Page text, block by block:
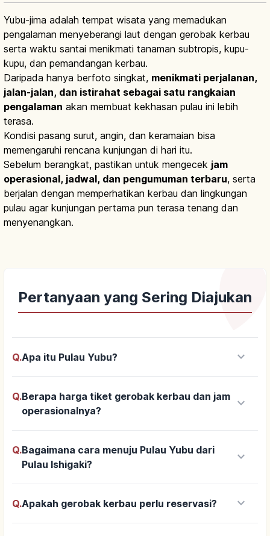
Yubu-jima adalah tempat wisata yang memadukan
pengalaman menyeberangi laut dengan gerobak kerbau
serta waktu santai menikmati tanaman subtropis, kupu-
kupu, dan pemandangan kerbau.
Daripada hanya berfoto singkat, menikmati perjalanan,
jalan-jalan, dan istirahat sebagai satu rangkaian
pengalaman akan membuat kekhasan pulau ini lebih
terasa.
Kondisi pasang surut, angin, dan keramaian bisa
memengaruhi rencana kunjungan di hari itu.
Sebelum berangkat, pastikan untuk mengecek jam
operasional, jadwal, dan pengumuman terbaru, serta
berjalan dengan memperhatikan kerbau dan lingkungan
pulau agar kunjungan pertama pun terasa tenang dan
menyenangkan.
Pertanyaan yang Sering Diajukan
Q.Apa itu Pulau Yubu? keyboard_arrow_down
Q.Berapa harga tiket gerobak kerbau dan jam
operasionalnya?
keyboard_arrow_down
Q.Bagaimana cara menuju Pulau Yubu dari
Pulau Ishigaki?
keyboard_arrow_down
Q.Apakah gerobak kerbau perlu reservasi? keyboard_arrow_down